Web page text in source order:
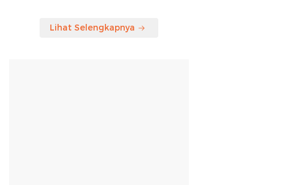
Lihat Selengkapnya